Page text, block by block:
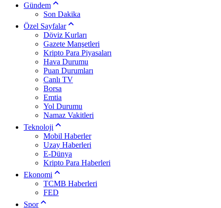
Gündem
Son Dakika
Özel Sayfalar
Döviz Kurları
Gazete Manşetleri
Kripto Para Piyasaları
Hava Durumu
Puan Durumları
Canlı TV
Borsa
Emtia
Yol Durumu
Namaz Vakitleri
Teknoloji
Mobil Haberler
Uzay Haberleri
E-Dünya
Kripto Para Haberleri
Ekonomi
TCMB Haberleri
FED
Spor